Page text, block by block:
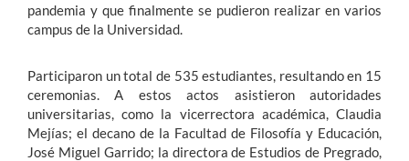
pandemia y que finalmente se pudieron realizar en varios
campus de la Universidad.
Participaron un total de 535 estudiantes, resultando en 15
ceremonias. A estos actos asistieron autoridades
universitarias, como la vicerrectora académica, Claudia
Mejías; el decano de la Facultad de Filosofía y Educación,
José Miguel Garrido; la directora de Estudios de Pregrado,